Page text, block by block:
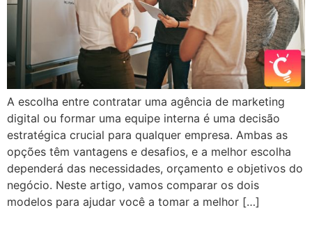
A escolha entre contratar uma agência de marketing
digital ou formar uma equipe interna é uma decisão
estratégica crucial para qualquer empresa. Ambas as
opções têm vantagens e desafios, e a melhor escolha
dependerá das necessidades, orçamento e objetivos do
negócio. Neste artigo, vamos comparar os dois
modelos para ajudar você a tomar a melhor […]